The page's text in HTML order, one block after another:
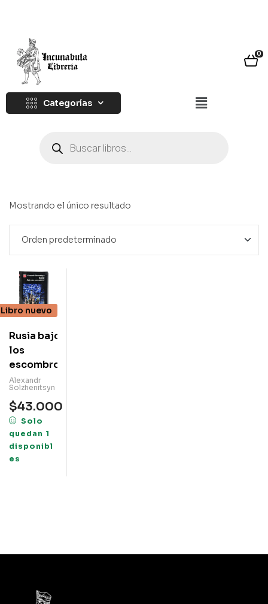
0
Categorías
Mostrando el único resultado
Libro nuevo
Rusia bajo
los
escombros
Alexandr
Solzhenitsyn
$43.000
Solo
quedan 1
disponibl
es